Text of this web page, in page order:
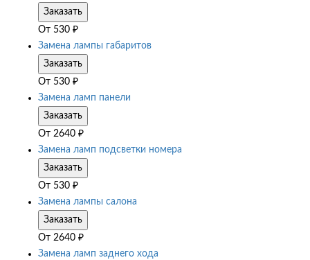
Заказать
От 530 ₽
Замена лампы габаритов
Заказать
От 530 ₽
Замена ламп панели
Заказать
От 2640 ₽
Замена ламп подсветки номера
Заказать
От 530 ₽
Замена лампы салона
Заказать
От 2640 ₽
Замена ламп заднего хода